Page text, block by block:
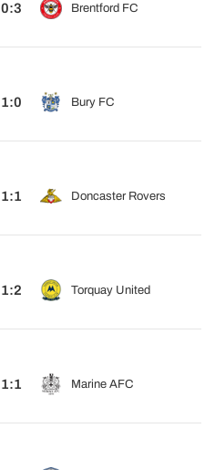
0:3 Brentford FC
1:0 Bury FC
1:1 Doncaster Rovers
1:2 Torquay United
1:1 Marine AFC